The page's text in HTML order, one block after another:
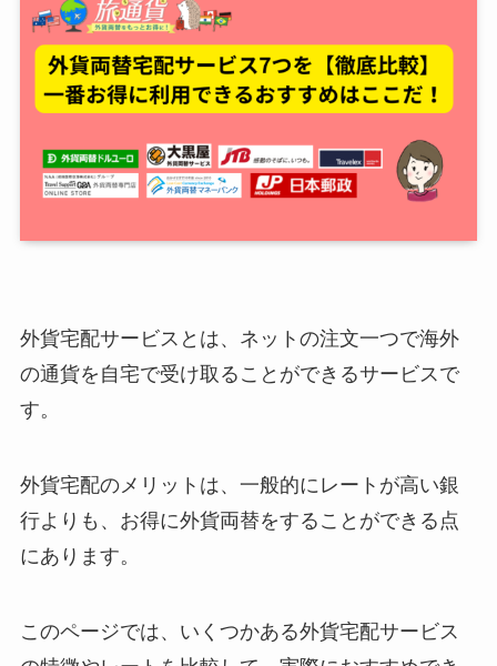
外貨宅配サービスとは、ネットの注文一つで海外
の通貨を自宅で受け取ることができるサービスで
す。
外貨宅配のメリットは、一般的にレートが高い銀
行よりも、お得に外貨両替をすることができる点
にあります。
このページでは、いくつかある外貨宅配サービス